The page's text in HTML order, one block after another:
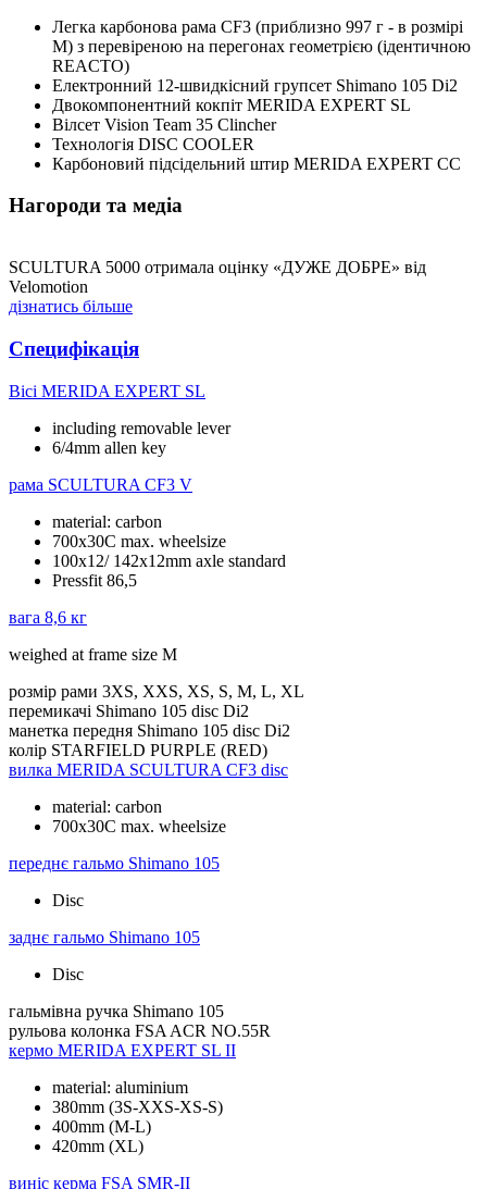
Легка карбонова рама CF3 (приблизно 997 г - в розмірі
M) з перевіреною на перегонах геометрією (ідентичною
REACTO)
Електронний 12-швидкісний групсет Shimano 105 Di2
Двокомпонентний кокпіт MERIDA EXPERT SL
Вілсет Vision Team 35 Clincher
Технологія DISC COOLER
Карбоновий підсідельний штир MERIDA EXPERT CC
Нагороди та медіа
SCULTURA 5000 отримала оцінку «ДУЖЕ ДОБРЕ» від
Velomotion
дізнатись більше
Специфікація
Вісі MERIDA EXPERT SL
including removable lever
6/4mm allen key
рама SCULTURA CF3 V
material: carbon
700x30C max. wheelsize
100x12/ 142x12mm axle standard
Pressfit 86,5
вага 8,6 кг
weighed at frame size M
розмір рами 3XS, XXS, XS, S, M, L, XL
перемикачі Shimano 105 disc Di2
манетка передня Shimano 105 disc Di2
колір STARFIELD PURPLE (RED)
вилка MERIDA SCULTURA CF3 disc
material: carbon
700x30C max. wheelsize
переднє гальмо Shimano 105
Disc
заднє гальмо Shimano 105
Disc
гальмівна ручка Shimano 105
рульова колонка FSA ACR NO.55R
кермо MERIDA EXPERT SL II
material: aluminium
380mm (3S-XXS-XS-S)
400mm (M-L)
420mm (XL)
виніс керма FSA SMR-II